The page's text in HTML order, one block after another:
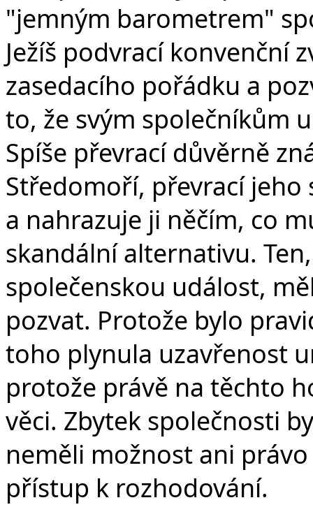
"jemným barometrem"
Ježíš podvrací konvenční
zasedacího pořádku a
to, že svým společníkům
Spíše převrací důvěrně
Středomoří, převrací
a nahrazuje ji něčím, co
skandální alternativu.
společenskou událost,
pozvat. Protože bylo
toho plynula uzavřenost
protože právě na těchto
věci. Zbytek společnosti
neměli možnost ani
přístup k rozhodování.